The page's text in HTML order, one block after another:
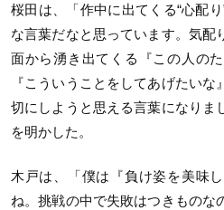
桜田は、「作中に出てくる“心配
な言葉だなと思っています。気配
面から湧き出てくる『この人の
『こういうことをしてあげたい
切にしようと思える言葉になりま
を明かした。
木戸は、「僕は『負け姿を美味
ね。挑戦の中で失敗はつきものな